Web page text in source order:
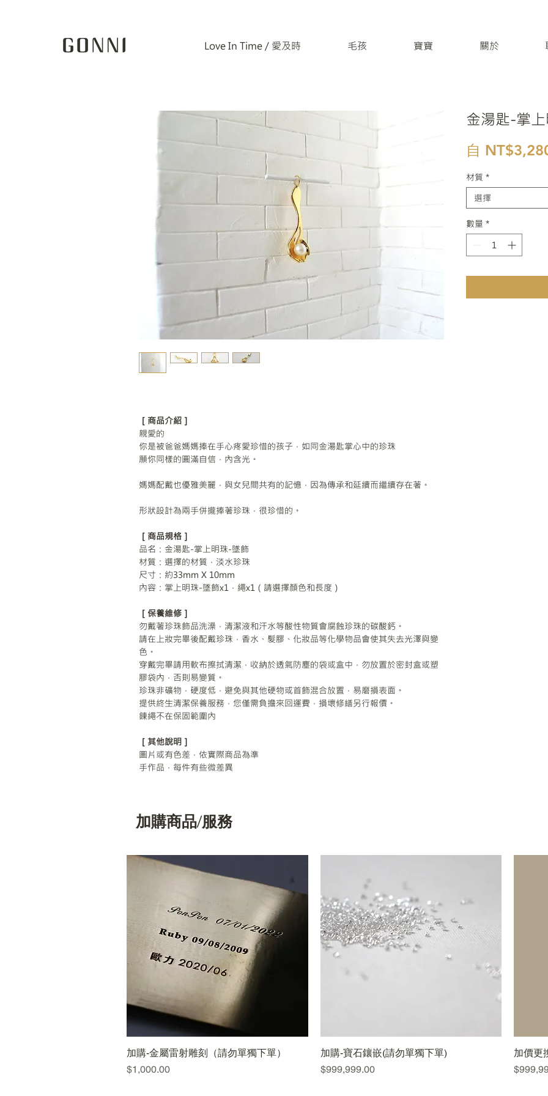
Love In Time / 愛及時 毛孩 寶寶 關於
［商品介紹］
親愛的
你是被爸爸媽媽捧在手心疼愛珍惜的孩子，如同金湯匙掌心中的珍珠
願你同樣的圓滿自信，內含光。
媽媽配戴也優雅美麗，與女兒間共有的記憶，因為傳承和延續而繼續存在著。
形狀設計為兩手併攏捧著珍珠，很珍惜的。
［商品規格］
品名：金湯匙-掌上明珠-墜飾
材質：選擇的材質，淡水珍珠
尺寸：約33mm X 10mm
內容：掌上明珠-墜飾x1，繩x1（請選擇顏色和長度）
［保養維修］
勿戴著珍珠飾品洗澡，清潔液和汗水等酸性物質會腐蝕珍珠的碳酸鈣。
請在上妝完畢後配戴珍珠，香水、髮膠、化妝品等化學物品會使其失去光澤與變
色。
穿戴完畢請用軟布擦拭清潔，收納於透氣防塵的袋或盒中，勿放置於密封盒或塑
膠袋內，否則易變質。
珍珠非礦物，硬度低，避免與其他硬物或首飾混合放置，易磨損表面。
提供終生清潔保養服務，您僅需負擔來回運費，損壞修繕另行報價。
鍊繩不在保固範圍內
［其他說明］
圖片或有色差，依實際商品為準
手作品，每件有些微差異
金湯匙-掌
自
材質 *
選擇
數量 *
加購商品/服務
快速瀏覽
加購-金屬雷射雕刻（請勿單獨下單）
價格
$1,000.00
快速瀏覽
加購-寶石鑲嵌(請勿單獨下單)
價格
$999,999.00
加價更
價格